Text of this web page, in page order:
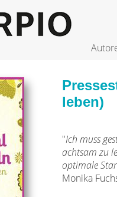
leben)
"Ich muss
achtsam zu
optimale
Monika